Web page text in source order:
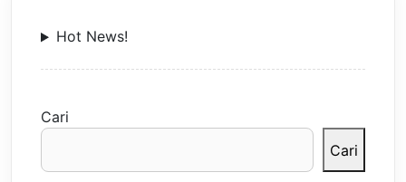
Hot News!
Cari
Cari